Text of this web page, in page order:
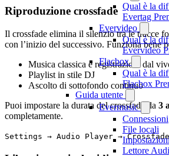
Qual è la
Evertag
Evervideo
Qual è la
Evervideo
Flacbox
Qual è la
Flacbox
Guida utente
Evermusic
Connessioni
File locali
Impostazioni
Lettore
Riproduzione crossfade
Il crossfade elimina il silenzio tra le tracce
con l’inizio del successivo. Funziona bene
Musica classica e registrazioni dal
Playlist in stile DJ
Ascolto di sottofondo continuo
Puoi impostare la durata del crossfade da 3
completamente.
Settings → Audio Player →